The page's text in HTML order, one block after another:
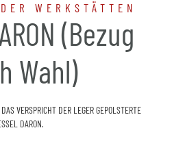
WERKSTÄTTEN
(Bezug
Wahl)
VERSPRICHT DER LEGER GEPOLSTERTE
DARON.